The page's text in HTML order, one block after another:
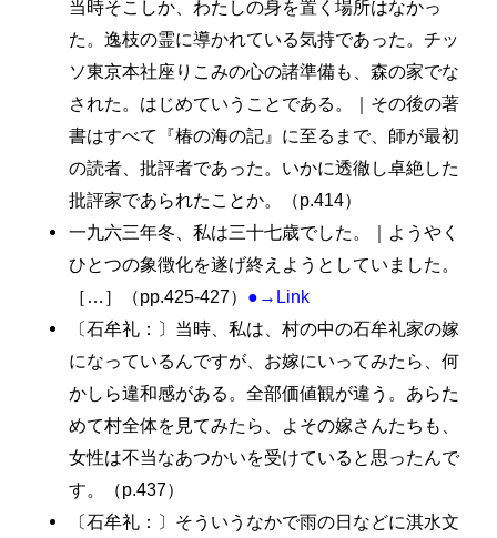
当時そこしか、わたしの身を置く場所はなかっ
た。逸枝の霊に導かれている気持であった。チッ
ソ東京本社座りこみの心の諸準備も、森の家でな
された。はじめていうことである。｜その後の著
書はすべて『椿の海の記』に至るまで、師が最初
の読者、批評者であった。いかに透徹し卓絶した
批評家であられたことか。（p.414）
一九六三年冬、私は三十七歳でした。｜ようやく
ひとつの象徴化を遂げ終えようとしていました。
［…］（pp.425-427） ●→Link
〔石牟礼：〕当時、私は、村の中の石牟礼家の嫁
になっているんですが、お嫁にいってみたら、何
かしら違和感がある。全部価値観が違う。あらた
めて村全体を見てみたら、よその嫁さんたちも、
女性は不当なあつかいを受けていると思ったんで
す。（p.437）
〔石牟礼：〕そういうなかで雨の日などに淇水文